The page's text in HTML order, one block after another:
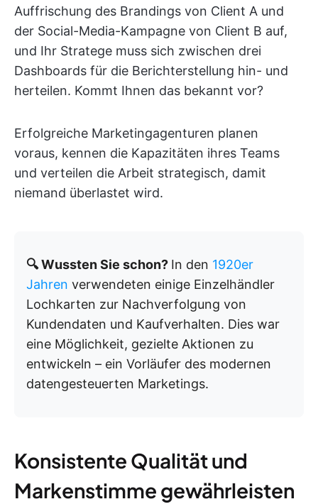
Auffrischung des Brandings von Client A und
der Social-Media-Kampagne von Client B auf,
und Ihr Stratege muss sich zwischen drei
Dashboards für die Berichterstellung hin- und
herteilen. Kommt Ihnen das bekannt vor?
Erfolgreiche Marketingagenturen planen
voraus, kennen die Kapazitäten ihres Teams
und verteilen die Arbeit strategisch, damit
niemand überlastet wird.
🔍 Wussten Sie schon? In den 1920er
Jahren verwendeten einige Einzelhändler
Lochkarten zur Nachverfolgung von
Kundendaten und Kaufverhalten. Dies war
eine Möglichkeit, gezielte Aktionen zu
entwickeln – ein Vorläufer des modernen
datengesteuerten Marketings.
Konsistente Qualität und
Markenstimme gewährleisten